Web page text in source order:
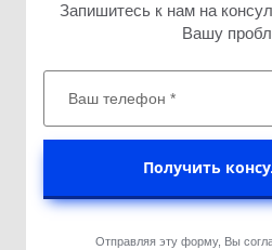
Запишитесь к нам на
Вашу
Получить
Отправляя эту форму, Вы